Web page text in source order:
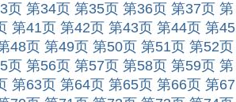
页 第34页 第35页 第36页 第37页 第
第41页 第42页 第43页 第44页 第45
48页 第49页 第50页 第51页 第52页
页 第56页 第57页 第58页 第59页 第
第63页 第64页 第65页 第66页 第67